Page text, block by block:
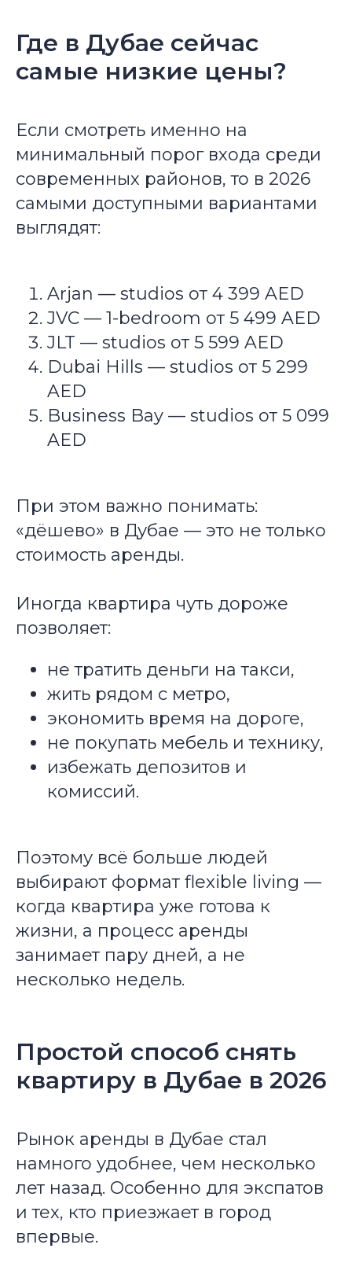
Где в Дубае сейчас
самые низкие цены?
Если смотреть именно на
минимальный порог входа среди
современных районов, то в 2026
самыми доступными вариантами
выглядят:
Arjan — studios от 4 399 AED
JVC — 1-bedroom от 5 499 AED
JLT — studios от 5 599 AED
Dubai Hills — studios от 5 299
AED
Business Bay — studios от 5 099
AED
При этом важно понимать:
«дёшево» в Дубае — это не только
стоимость аренды.
Иногда квартира чуть дороже
позволяет:
не тратить деньги на такси,
жить рядом с метро,
экономить время на дороге,
не покупать мебель и технику,
избежать депозитов и
комиссий.
Поэтому всё больше людей
выбирают формат flexible living —
когда квартира уже готова к
жизни, а процесс аренды
занимает пару дней, а не
несколько недель.
Простой способ снять
квартиру в Дубае в 2026
Рынок аренды в Дубае стал
намного удобнее, чем несколько
лет назад. Особенно для экспатов
и тех, кто приезжает в город
впервые.